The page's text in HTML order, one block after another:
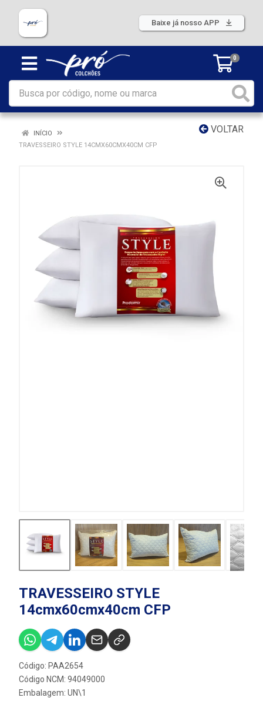
Baixe já nosso APP
0
VOLTAR
INÍCIO
TRAVESSEIRO STYLE 14CMX60CMX40CM CFP
TRAVESSEIRO STYLE
14cmx60cmx40cm CFP
Código: PAA2654
Código NCM: 94049000
Embalagem: UN\1